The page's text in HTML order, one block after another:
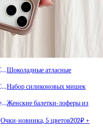
Шоколадные атласные
Набор силиконовых мишек
Женские балетки-лоферы из
Очки-новинка, 5 цветов202₽ +